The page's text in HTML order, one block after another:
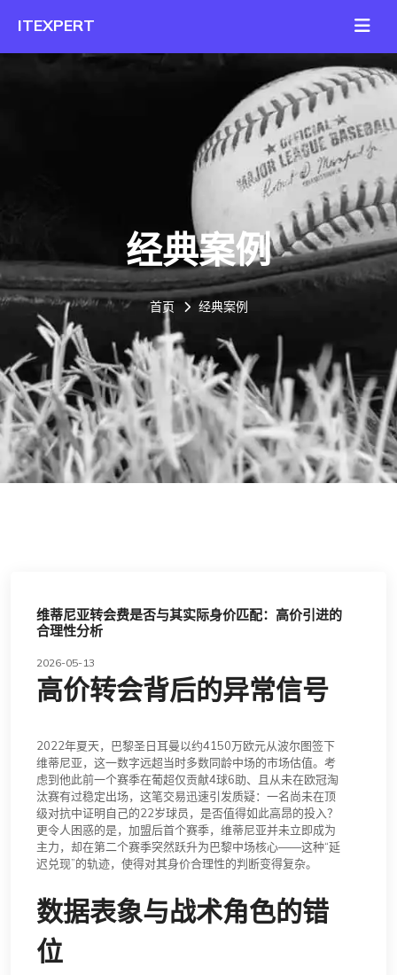
经典案例
首页 经典案例
维蒂尼亚转会费是否与其实际身价匹配：高价引进的
合理性分析
2026-05-13
高价转会背后的异常信号
2022年夏天，巴黎圣日耳曼以约4150万欧元从波尔图签下
维蒂尼亚，这一数字远超当时多数同龄中场的市场估值。考
虑到他此前一个赛季在葡超仅贡献4球6助、且从未在欧冠淘
汰赛有过稳定出场，这笔交易迅速引发质疑：一名尚未在顶
级对抗中证明自己的22岁球员，是否值得如此高昂的投入？
更令人困惑的是，加盟后首个赛季，维蒂尼亚并未立即成为
主力，却在第二个赛季突然跃升为巴黎中场核心——这种“延
迟兑现”的轨迹，使得对其身价合理性的判断变得复杂。
数据表象与战术角色的错
位